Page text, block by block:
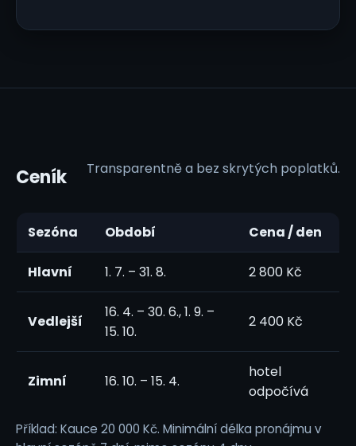
Ceník Transparentně a bez skrytých poplatků.
Sezóna Období Cena / den
Hlavní 1. 7. – 31. 8. 2 800 Kč
Vedlejší
16. 4. – 30. 6., 1. 9. –
15. 10.
2 400 Kč
Zimní 16. 10. – 15. 4.
hotel
odpočívá
Příklad: Kauce 20 000 Kč. Minimální délka pronájmu v